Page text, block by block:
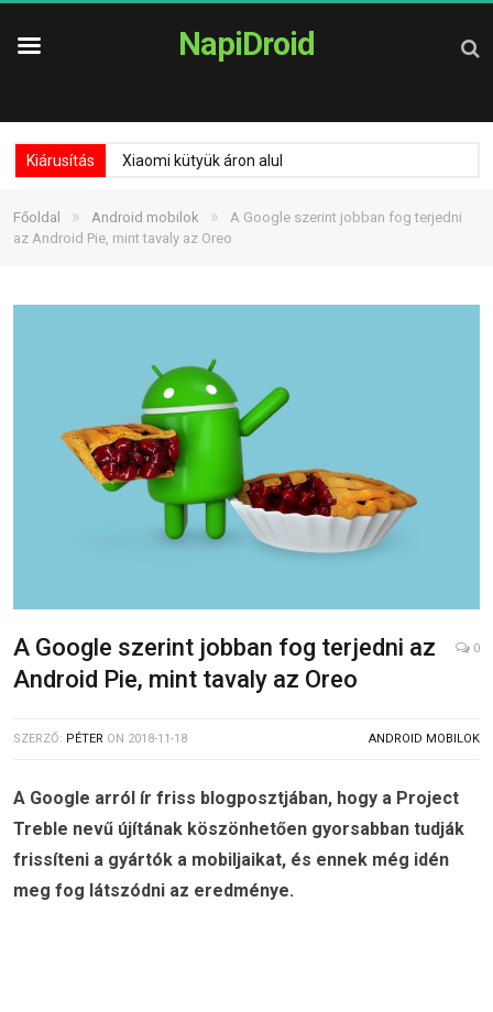
NapiDroid
Kiárusítás Xiaomi kütyük áron alul
Főoldal » Android mobilok »
A Google szerint jobban fog terjedni
az Android Pie, mint tavaly az Oreo
A Google szerint jobban fog terjedni az
Android Pie, mint tavaly az Oreo
0
SZERZŐ: PÉTER ON 2018-11-18 ANDROID MOBILOK
A Google arról ír friss blogposztjában, hogy a Project
Treble nevű újítának köszönhetően gyorsabban tudják
frissíteni a gyártók a mobiljaikat, és ennek még idén
meg fog látszódni az eredménye.